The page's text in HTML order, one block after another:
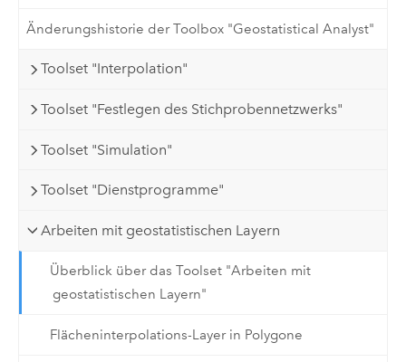
Änderungshistorie der Toolbox "Geostatistical Analyst"
Toolset "Interpolation"
Toolset "Festlegen des Stichprobennetzwerks"
Toolset "Simulation"
Toolset "Dienstprogramme"
Arbeiten mit geostatistischen Layern
Überblick über das Toolset "Arbeiten mit
geostatistischen Layern"
Flächeninterpolations-Layer in Polygone